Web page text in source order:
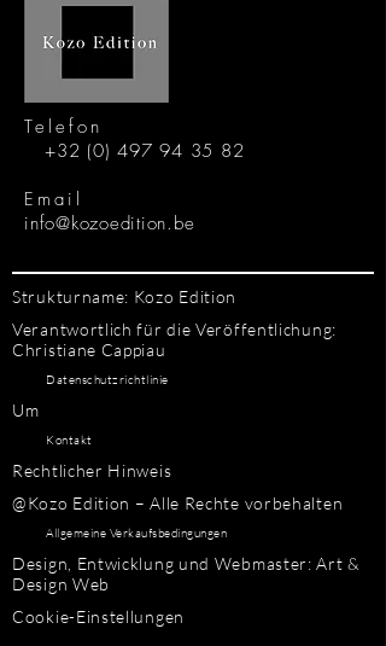
Telefon
+32 (0) 497 94 35 82
Email
info@kozoedition.be
Strukturname: Kozo Edition
Verantwortlich für die Veröffentlichung:
Christiane Cappiau
Datenschutzrichtlinie
Um
Kontakt
Rechtlicher Hinweis
@Kozo Edition – Alle Rechte vorbehalten
Allgemeine Verkaufsbedingungen
Design, Entwicklung und Webmaster: Art &
Design Web
Cookie-Einstellungen